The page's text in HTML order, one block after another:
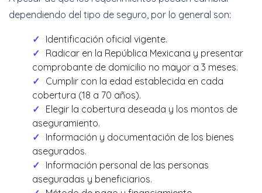
dependiendo del tipo de seguro, por lo general son:
Identificación oficial vigente.
Radicar en la República Mexicana y presentar
comprobante de domicilio no mayor a 3 meses.
Cumplir con la edad establecida en cada
cobertura (18 a 70 años).
Elegir la cobertura deseada y los montos de
aseguramiento.
Información y documentación de los bienes
asegurados.
Información personal de las personas
aseguradas y beneficiarios.